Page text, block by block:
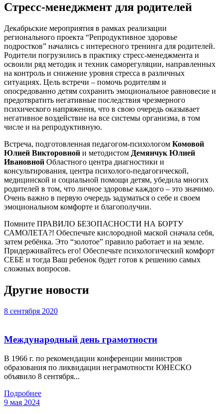
Стресс-менеджмент для родителей
Декабрьские мероприятия в рамках реализации
регионального проекта “Репродуктивное здоровье
подростков” начались с интересного тренинга для родителей.
Родители погрузились в практику стресс-менеджмента и
освоили ряд методик и техник саморегуляции, направленных
на контроль и снижение уровня стресса в различных
ситуациях. Цель встречи – помочь родителям и
опосредованно детям сохранить эмоциональное равновесие и
предотвратить негативные последствия чрезмерного
психического напряжения, что в свою очередь оказывает
негативное воздействие на все системы организма, в том
числе и на репродуктивную.
Встреча, подготовленная педагогом-психологом Комовой
Юлией Викторовной и методистом Демянчук Юлией
Ивановной Областного центра диагностики и
консультирования, центра психолого-педагогической,
медицинской и социальной помощи детям, убедила многих
родителей в том, что личное здоровье каждого – это значимо.
Очень важно в первую очередь задуматься о себе и своем
эмоциональном комфорте и благополучии.
Помните ПРАВИЛО БЕЗОПАСНОСТИ НА БОРТУ
САМОЛЕТА?! Обеспечьте кислородной маской сначала себя,
затем ребёнка. Это “золотое” правило работает и на земле.
Придерживайтесь его! Обеспечьте психологический комфорт
СЕБЕ и тогда Ваш ребенок будет готов к решению самых
сложных вопросов.
Другие новости
8 сентября 2020
Международный день грамотности
В 1966 г. по рекомендации конференции министров
образования по ликвидации неграмотности ЮНЕСКО
объявило 8 сентября...
Подробнее
9 мая 2024